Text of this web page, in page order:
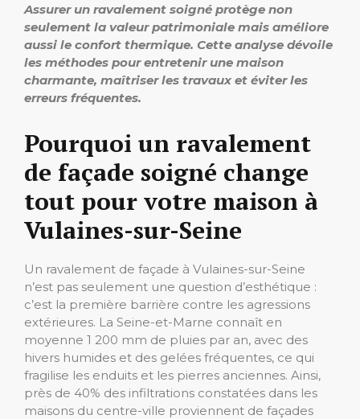
Assurer un ravalement soigné protège non
seulement la valeur patrimoniale mais améliore
aussi le confort thermique. Cette analyse dévoile
les méthodes pour entretenir une maison
charmante, maîtriser les travaux et éviter les
erreurs fréquentes.
Pourquoi un ravalement
de façade soigné change
tout pour votre maison à
Vulaines-sur-Seine
Un ravalement de façade à Vulaines-sur-Seine
n’est pas seulement une question d’esthétique :
c’est la première barrière contre les agressions
extérieures. La Seine-et-Marne connaît en
moyenne 1 200 mm de pluies par an, avec des
hivers humides et des gelées fréquentes, ce qui
fragilise les enduits et les pierres anciennes. Ainsi,
près de 40% des infiltrations constatées dans les
maisons du centre-ville proviennent de façades